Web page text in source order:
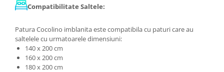
Compatibilitate Saltele:
Patura Cocolino imblanita este compatibila cu paturi care au
saltelele cu urmatoarele dimensiuni:
140 x 200 cm
160 x 200 cm
180 x 200 cm